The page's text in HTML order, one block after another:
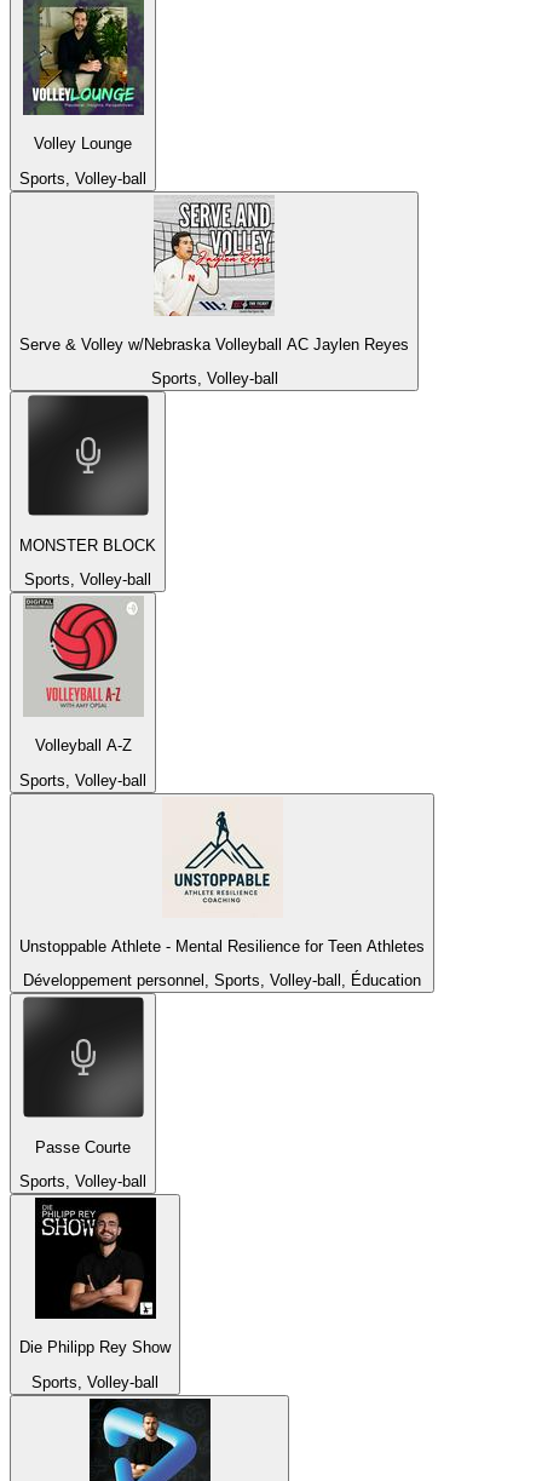
Volley Lounge
Sports, Volley-ball
Serve & Volley w/Nebraska Volleyball AC Jaylen Reyes
Sports, Volley-ball
MONSTER BLOCK
Sports, Volley-ball
Volleyball A-Z
Sports, Volley-ball
Unstoppable Athlete - Mental Resilience for Teen Athletes
Développement personnel, Sports, Volley-ball, Éducation
Passe Courte
Sports, Volley-ball
Die Philipp Rey Show
Sports, Volley-ball